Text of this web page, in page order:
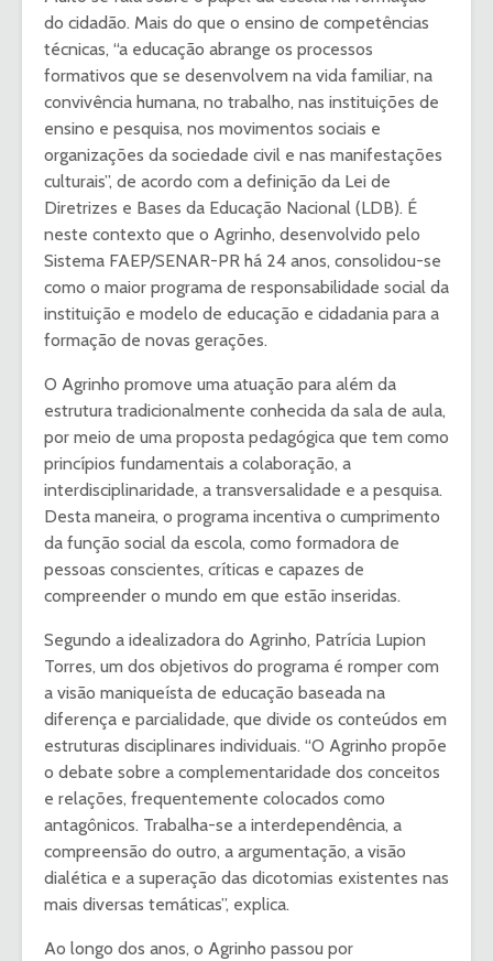
do cidadão. Mais do que o ensino de competências
técnicas, “a educação abrange os processos
formativos que se desenvolvem na vida familiar, na
convivência humana, no trabalho, nas instituições de
ensino e pesquisa, nos movimentos sociais e
organizações da sociedade civil e nas manifestações
culturais”, de acordo com a definição da Lei de
Diretrizes e Bases da Educação Nacional (LDB). É
neste contexto que o Agrinho, desenvolvido pelo
Sistema FAEP/SENAR-PR há 24 anos, consolidou-se
como o maior programa de responsabilidade social da
instituição e modelo de educação e cidadania para a
formação de novas gerações.
O Agrinho promove uma atuação para além da
estrutura tradicionalmente conhecida da sala de aula,
por meio de uma proposta pedagógica que tem como
princípios fundamentais a colaboração, a
interdisciplinaridade, a transversalidade e a pesquisa.
Desta maneira, o programa incentiva o cumprimento
da função social da escola, como formadora de
pessoas conscientes, críticas e capazes de
compreender o mundo em que estão inseridas.
Segundo a idealizadora do Agrinho, Patrícia Lupion
Torres, um dos objetivos do programa é romper com
a visão maniqueísta de educação baseada na
diferença e parcialidade, que divide os conteúdos em
estruturas disciplinares individuais. “O Agrinho propõe
o debate sobre a complementaridade dos conceitos
e relações, frequentemente colocados como
antagônicos. Trabalha-se a interdependência, a
compreensão do outro, a argumentação, a visão
dialética e a superação das dicotomias existentes nas
mais diversas temáticas”, explica.
Ao longo dos anos, o Agrinho passou por